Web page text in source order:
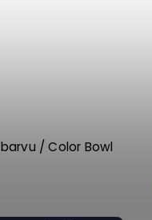
/ Color Bowl